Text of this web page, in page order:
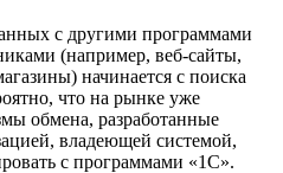
с другими программами
(например, веб-сайты,
начинается с поиска
что на рынке уже
обмена, разработанные
владеющей системой,
с программами «1С».